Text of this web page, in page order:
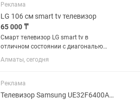
и много других интересных...
Реклама
LG 106 см smart tv телевизор
65 000 ₸
Смарт телевизор LG smart tv в
отличном состоянии с диагональю
экрана 106 см (42 дюйма). Встроенный
цифровой тюнер с 25 бесплатными
интересных...
Алматы, сегодня
Реклама
Телевизор Samsung UE32F6400AK (Smart TV) 32 (81 см)